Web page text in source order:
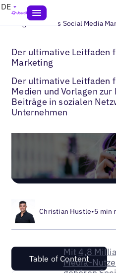
DE
Blogs> Lokales Social Media
Der ultimative Leitfaden
Marketing
Der ultimative Leitfaden
Medien und Vorlagen
Beiträge in sozialen
Unternehmen
Christian Hustle•5 min
Table of Content
Mit 4,8
Media-